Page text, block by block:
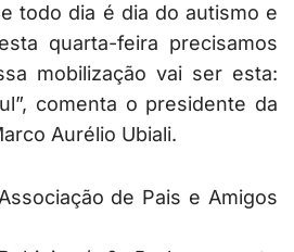
todo dia é dia do autismo e
quarta-feira precisamos
mobilização vai ser esta:
comenta o presidente da
Aurélio Ubiali.
de Pais e Amigos